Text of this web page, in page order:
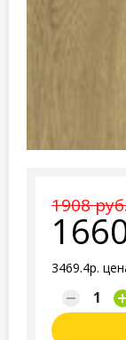
1908
3469.4р.